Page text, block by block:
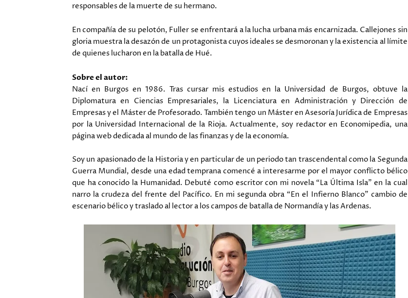
responsables de la muerte de su hermano.
En compañía de su pelotón, Fuller se enfrentará a la lucha urbana más encarnizada. Callejones sin
gloria muestra la desazón de un protagonista cuyos ideales se desmoronan y la existencia al límite
de quienes lucharon en la batalla de Hué.
Sobre el autor:
Nací en Burgos en 1986. Tras cursar mis estudios en la Universidad de Burgos, obtuve la
Diplomatura en Ciencias Empresariales, la Licenciatura en Administración y Dirección de
Empresas y el Máster de Profesorado. También tengo un Máster en Asesoría Jurídica de Empresas
por la Universidad Internacional de la Rioja. Actualmente, soy redactor en Economipedia, una
página web dedicada al mundo de las finanzas y de la economía.
Soy un apasionado de la Historia y en particular de un periodo tan trascendental como la Segunda
Guerra Mundial, desde una edad temprana comencé a interesarme por el mayor conflicto bélico
que ha conocido la Humanidad. Debuté como escritor con mi novela “La Última Isla” en la cual
narro la crudeza del frente del Pacífico. En mi segunda obra “En el Infierno Blanco” cambio de
escenario bélico y traslado al lector a los campos de batalla de Normandía y las Ardenas.